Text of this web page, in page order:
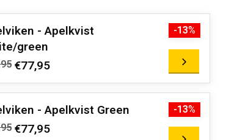
- Apelkvist
green
€77,95
-13%
- Apelkvist Green
€77,95
-13%